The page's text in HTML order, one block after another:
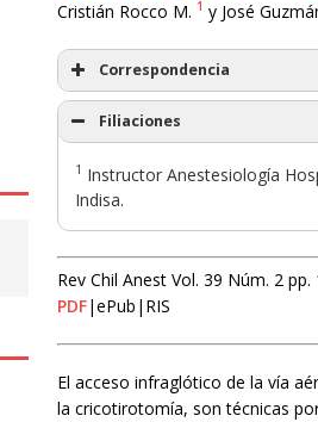
Cristián Rocco M. 1 y José
Correspondencia
Filiaciones
1 Instructor Anestesiología
Indisa.
Rev Chil Anest Vol. 39 Núm. 2
PDF|ePub|RIS
El acceso infraglótico de la vía
la cricotirotomía, son técnicas